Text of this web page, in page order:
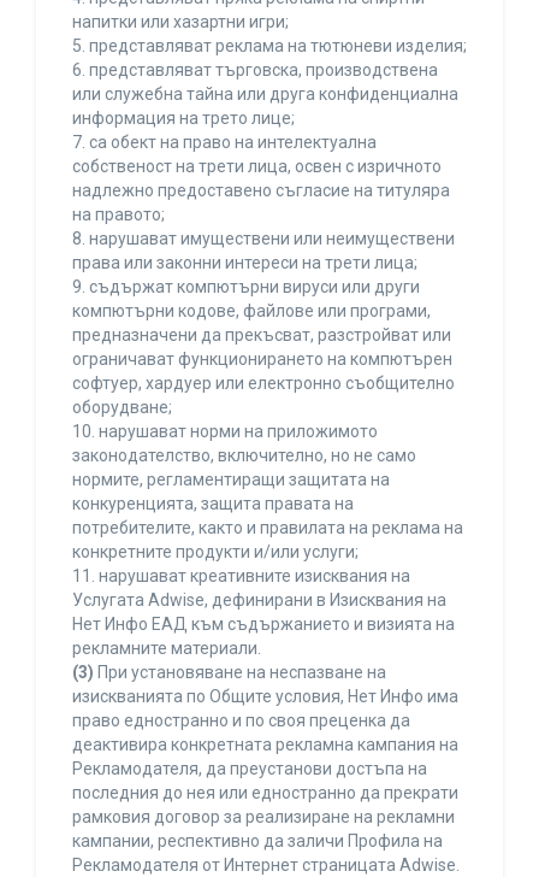
напитки или хазартни игри;
5. представляват реклама на тютюневи изделия;
6. представляват търговска, производствена
или служебна тайна или друга конфиденциална
информация на трето лице;
7. са обект на право на интелектуална
собственост на трети лица, освен с изричното
надлежно предоставено съгласие на титуляра
на правото;
8. нарушават имуществени или неимуществени
права или законни интереси на трети лица;
9. съдържат компютърни вируси или други
компютърни кодове, файлове или програми,
предназначени да прекъсват, разстройват или
ограничават функционирането на компютърен
софтуер, хардуер или електронно съобщително
оборудване;
10. нарушават норми на приложимото
законодателство, включително, но не само
нормите, регламентиращи защитата на
конкуренцията, защита правата на
потребителите, както и правилата на реклама на
конкретните продукти и/или услуги;
11. нарушават креативните изисквания на
Услугата Adwise, дефинирани в Изисквания на
Нет Инфо ЕАД към съдържанието и визията на
рекламните материали.
(3) При установяване на неспазване на
изискванията по Общите условия, Нет Инфо има
право едностранно и по своя преценка да
деактивира конкретната рекламна кампания на
Рекламодателя, да преустанови достъпа на
последния до нея или едностранно да прекрати
рамковия договор за реализиране на рекламни
кампании, респективно да заличи Профила на
Рекламодателя от Интернет страницата Adwise.